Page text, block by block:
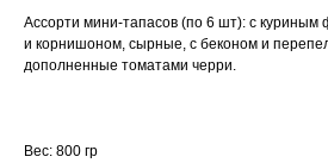
Ассорти мини-тапасов (по 6 шт): с куриным
и корнишоном, сырные, с беконом и
дополненные томатами черри.
Вес: 800 гр